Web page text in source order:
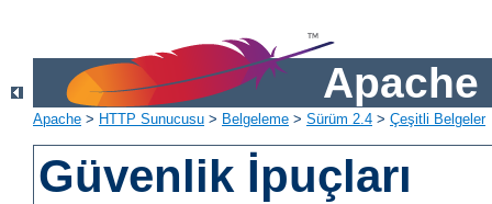
Apache
Apache > HTTP Sunucusu > Belgeleme > Sürüm 2.4 > Çeşitli Belgeler
Güvenlik İpuçları